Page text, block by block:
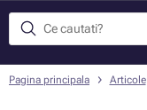
Pagina principala Articole